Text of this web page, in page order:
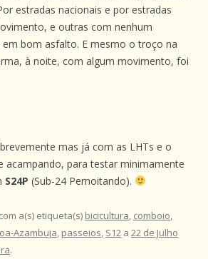
estradas nacionais e por estradas
e outras com nenhum
bom asfalto. E mesmo o troço na
à noite, com algum movimento, foi
mas já com as LHTs e o
acampando, para testar minimamente
S24P (Sub-24 Pernoitando).
com a(s) etiqueta(s) bicicultura, comboio,
Azambuja, passeios, S12 a 22 de Julho
.